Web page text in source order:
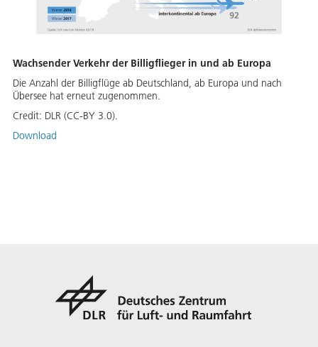
Wachsender Verkehr der Billigflieger in und ab Europa
Die Anzahl der Billigflüge ab Deutschland, ab Europa und nach
Übersee hat erneut zugenommen.
Credit: DLR (CC-BY 3.0).
Download